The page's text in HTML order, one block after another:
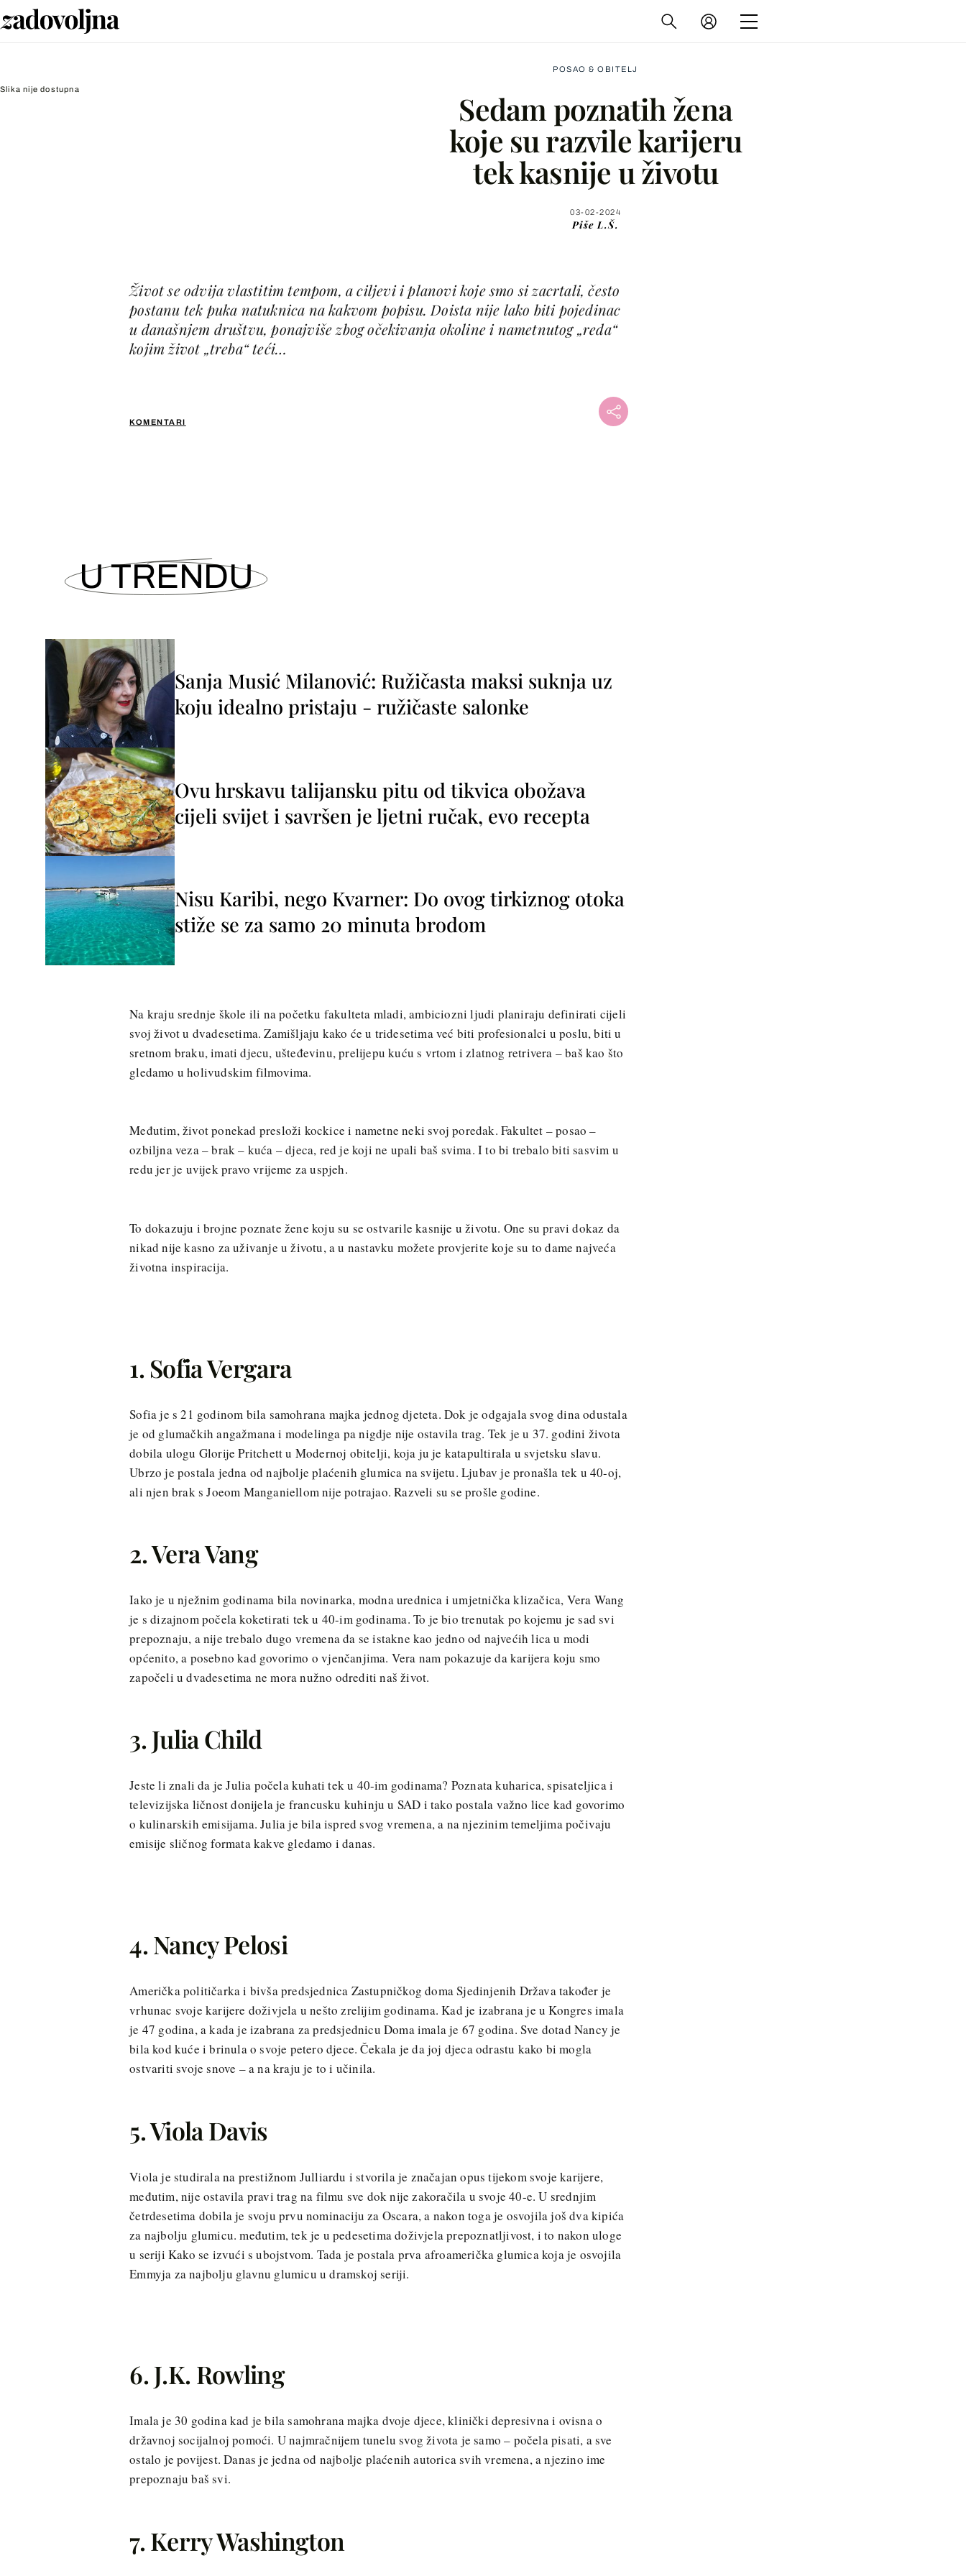
Slika nije dostupna
POSAO & OBITELJ
Sedam poznatih žena
koje su razvile karijeru
tek kasnije u životu
03-02-2024
Piše L.Š.
KOMENTARI
Život se odvija vlastitim tempom, a ciljevi i planovi koje smo si zacrtali, često
postanu tek puka natuknica na kakvom popisu. Doista nije lako biti pojedinac
u današnjem društvu, ponajviše zbog očekivanja okoline i nametnutog „reda“
kojim život „treba“ teći…
Facebook
Viber
U TRENDU
Sanja Musić Milanović: Ružičasta maksi suknja uz
koju idealno pristaju - ružičaste salonke
Ovu hrskavu talijansku pitu od tikvica obožava
cijeli svijet i savršen je ljetni ručak, evo recepta
Nisu Karibi, nego Kvarner: Do ovog tirkiznog otoka
stiže se za samo 20 minuta brodom
Na kraju srednje škole ili na početku fakulteta mladi, ambiciozni ljudi planiraju definirati cijeli
svoj život u dvadesetima. Zamišljaju kako će u tridesetima već biti profesionalci u poslu, biti u
sretnom braku, imati djecu, ušteđevinu, prelijepu kuću s vrtom i zlatnog retrivera – baš kao što
gledamo u holivudskim filmovima.
Međutim, život ponekad presloži kockice i nametne neki svoj poredak. Fakultet – posao –
ozbiljna veza – brak – kuća – djeca, red je koji ne upali baš svima. I to bi trebalo biti sasvim u
redu jer je uvijek pravo vrijeme za uspjeh.
To dokazuju i brojne poznate žene koju su se ostvarile kasnije u životu. One su pravi dokaz da
nikad nije kasno za uživanje u životu, a u nastavku možete provjerite koje su to dame najveća
životna inspiracija.
1. Sofia Vergara
Sofia je s 21 godinom bila samohrana majka jednog djeteta. Dok je odgajala svog dina odustala
je od glumačkih angažmana i modelinga pa nigdje nije ostavila trag. Tek je u 37. godini života
dobila ulogu Glorije Pritchett u Modernoj obitelji, koja ju je katapultirala u svjetsku slavu.
Ubrzo je postala jedna od najbolje plaćenih glumica na svijetu. Ljubav je pronašla tek u 40-oj,
ali njen brak s Joeom Manganiellom nije potrajao. Razveli su se prošle godine.
2. Vera Vang
Iako je u nježnim godinama bila novinarka, modna urednica i umjetnička klizačica, Vera Wang
je s dizajnom počela koketirati tek u 40-im godinama. To je bio trenutak po kojemu je sad svi
prepoznaju, a nije trebalo dugo vremena da se istakne kao jedno od najvećih lica u modi
općenito, a posebno kad govorimo o vjenčanjima. Vera nam pokazuje da karijera koju smo
započeli u dvadesetima ne mora nužno odrediti naš život.
3. Julia Child
Jeste li znali da je Julia počela kuhati tek u 40-im godinama? Poznata kuharica, spisateljica i
televizijska ličnost donijela je francusku kuhinju u SAD i tako postala važno lice kad govorimo
o kulinarskih emisijama. Julia je bila ispred svog vremena, a na njezinim temeljima počivaju
emisije sličnog formata kakve gledamo i danas.
4. Nancy Pelosi
Američka političarka i bivša predsjednica Zastupničkog doma Sjedinjenih Država također je
vrhunac svoje karijere doživjela u nešto zrelijim godinama. Kad je izabrana je u Kongres imala
je 47 godina, a kada je izabrana za predsjednicu Doma imala je 67 godina. Sve dotad Nancy je
bila kod kuće i brinula o svoje petero djece. Čekala je da joj djeca odrastu kako bi mogla
ostvariti svoje snove – a na kraju je to i učinila.
5. Viola Davis
Viola je studirala na prestižnom Julliardu i stvorila je značajan opus tijekom svoje karijere,
međutim, nije ostavila pravi trag na filmu sve dok nije zakoračila u svoje 40-e. U srednjim
četrdesetima dobila je svoju prvu nominaciju za Oscara, a nakon toga je osvojila još dva kipića
za najbolju glumicu. međutim, tek je u pedesetima doživjela prepoznatljivost, i to nakon uloge
u seriji Kako se izvući s ubojstvom. Tada je postala prva afroamerička glumica koja je osvojila
Emmyja za najbolju glavnu glumicu u dramskoj seriji.
6. J.K. Rowling
Imala je 30 godina kad je bila samohrana majka dvoje djece, klinički depresivna i ovisna o
državnoj socijalnoj pomoći. U najmračnijem tunelu svog života je samo – počela pisati, a sve
ostalo je povijest. Danas je jedna od najbolje plaćenih autorica svih vremena, a njezino ime
prepoznaju baš svi.
7. Kerry Washington